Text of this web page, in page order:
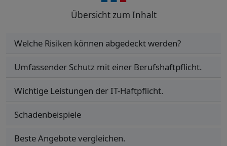
Übersicht zum Inhalt
Welche Risiken können abgedeckt werden?
Umfassender Schutz mit einer Berufshaftpflicht.
Wichtige Leistungen der IT-Haftpflicht.
Schadenbeispiele
Beste Angebote vergleichen.